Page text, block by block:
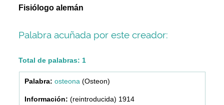
Fisiólogo alemán
Palabra acuñada por este creador:
Total de palabras: 1
osteona (Osteon)
(reintroducida) 1914